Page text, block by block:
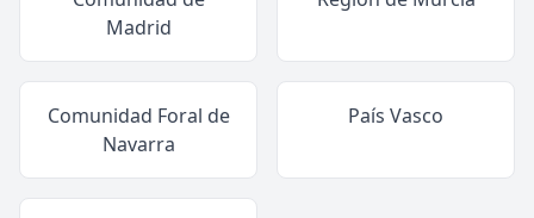
Madrid
Comunidad Foral de
Navarra
País Vasco